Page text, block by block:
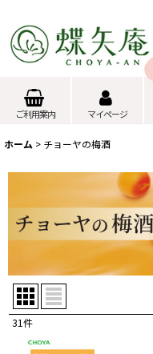
ご利用案内 マイページ
ホーム > チョーヤの梅酒
サブカテゴリ
31件